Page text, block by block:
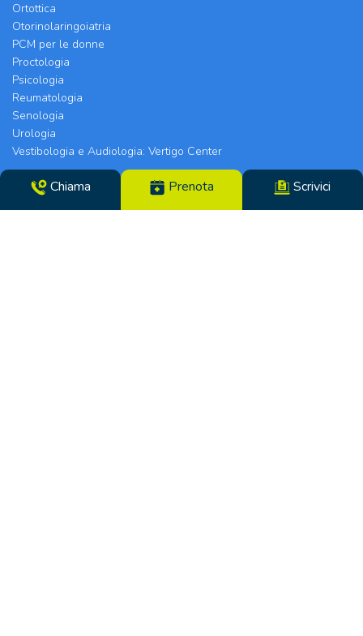
Ortottica
Otorinolaringoiatria
PCM per le donne
Proctologia
Psicologia
Reumatologia
Senologia
Urologia
Vestibologia e Audiologia: Vertigo Center
Poliambulatorio Chirurgico Modenese srl | Sede
Legale e Chirurgia: Via Arquà, 5 | Eyecare Clinic,
Chiama Prenota Scrivici